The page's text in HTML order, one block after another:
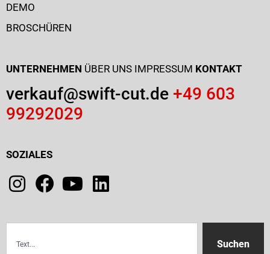
DEMO
BROSCHÜREN
UNTERNEHMEN ÜBER UNS IMPRESSUM KONTAKT
verkauf@swift-cut.de +49 603
99292029
SOZIALES
Suchen